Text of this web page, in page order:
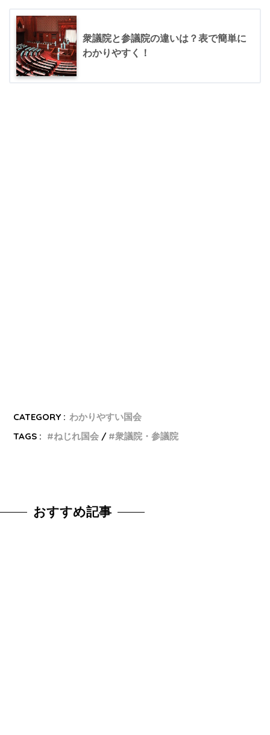
衆議院と参議院の違いは？表で簡単に
わかりやすく！
CATEGORY : わかりやすい国会
TAGS :
ねじれ国会 衆議院・参議院
おすすめ記事